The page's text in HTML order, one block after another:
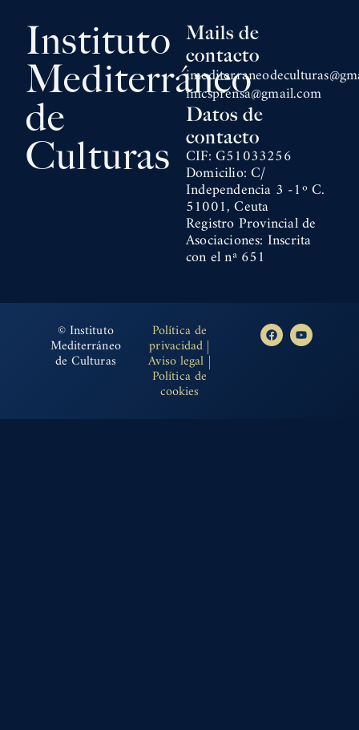
Instituto
Mediterráneo
de
Culturas
Mails de
contacto
imcsprensa@gmail.com
Datos de
contacto
CIF: G51033256
Domicilio: C/
Independencia 3 -1º C.
51001, Ceuta
Registro Provincial de
Asociaciones: Inscrita
con el nª 651
© Instituto
Mediterráneo
de Culturas
Política de
privacidad
Aviso legal
Política de
cookies